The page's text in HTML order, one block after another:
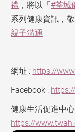
禮 ，將以「#荃城
系列健康資訊，
親子溝通
網址 : https://
Facebook :
健康生活促進中
https://